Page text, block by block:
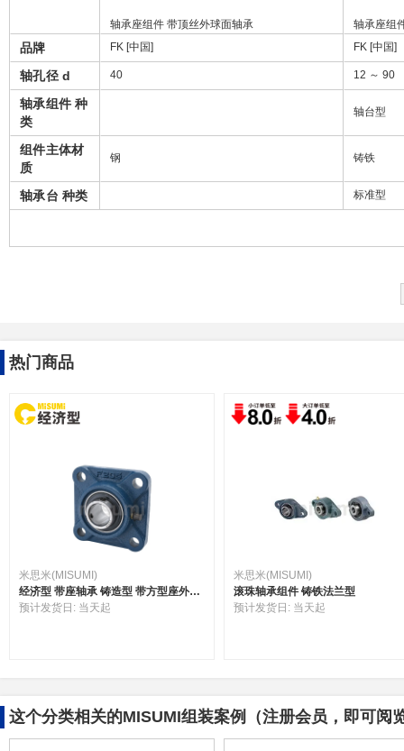
轴承座组件 带顶丝外球面轴承 轴承座组
品牌 FK [中国] FK [中国]
轴孔径 d 40 12 ～ 90
轴承组件 种
类
轴台型
组件主体材
质
钢 铸铁
轴承台 种类 标准型
热门商品
米思米(MISUMI)
经济型 带座轴承 铸造型 带方型座外球面轴承
预计发货日: 当天起
米思米(MISUMI)
滚珠轴承组件 铸铁法兰型
预计发货日: 当天起
这个分类相关的MISUMI组装案例（注册会员，即可阅